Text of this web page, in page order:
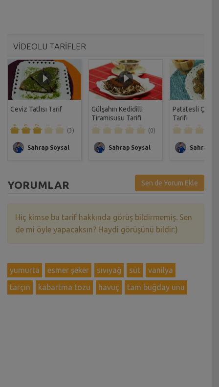
VİDEOLU TARİFLER
Ceviz Tatlısı Tarif
(3)
Sahrap Soysal
Gülşahın Kedidilli
Tiramisusu Tarifi
(0)
Sahrap Soysal
Patatesli Çıtır
Tarifi
Sahrap
YORUMLAR Sen de Yorum Ekle
Hiç kimse bu tarif hakkında görüş bildirmemiş. Sen
de mi öyle yapacaksın? Haydi görüşünü bildir:)
yumurta esmer şeker sıvıyağ süt
vanilya
tarçın
kabartma tozu havuç tam buğday unu